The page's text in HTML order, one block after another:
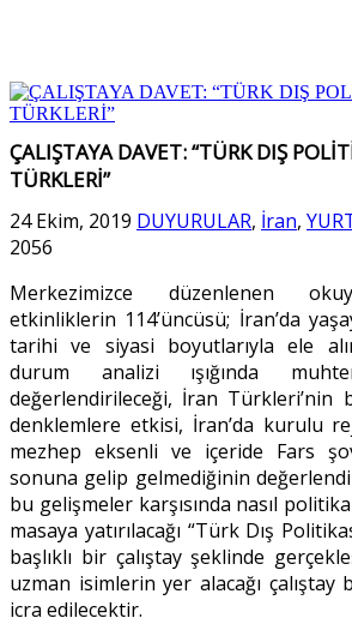
ÇALIŞTAYA DAVET: “TÜRK DIŞ
TÜRKLERİ”
24 Ekim, 2019 DUYURULAR, İran,
2056
Merkezimizce düzenlenen
etkinliklerin 114’üncüsü; İran’da
tarihi ve siyasi boyutlarıyla ele
durum analizi ışığında
değerlendirileceği, İran Türkleri’nin
denklemlere etkisi, İran’da kurulu
mezhep eksenli ve içeride Fars
sonuna gelip gelmediğinin
bu gelişmeler karşısında nasıl
masaya yatırılacağı “Türk Dış
başlıklı bir çalıştay şeklinde
uzman isimlerin yer alacağı çalıştay
icra edilecektir.